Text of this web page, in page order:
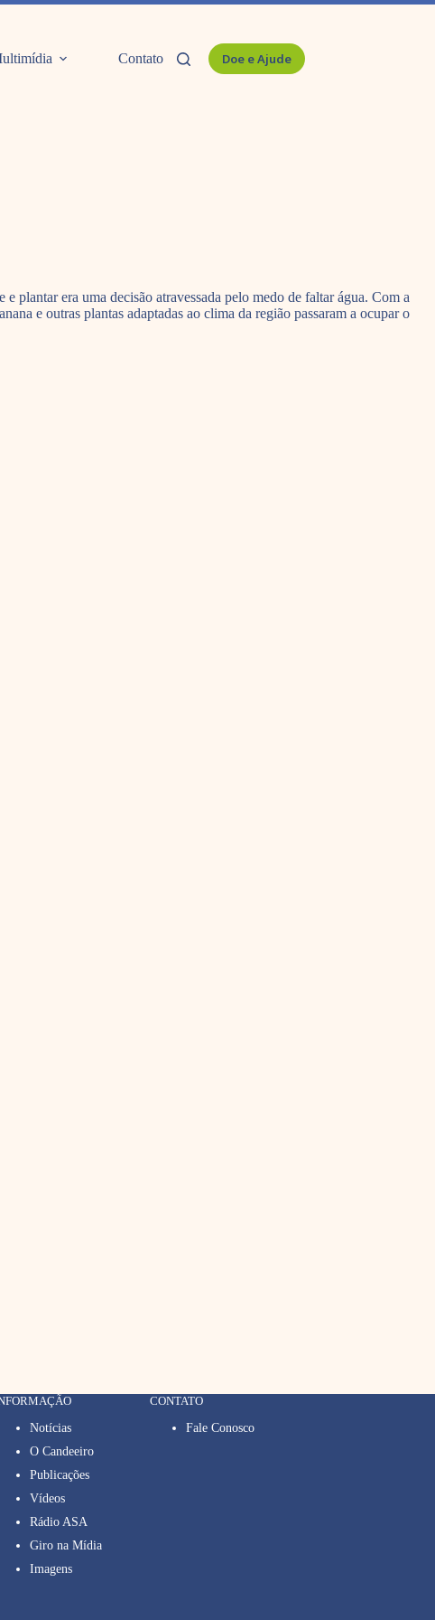
Contato Doe e Ajude
plantar era uma decisão atravessada pelo medo de faltar água. Com a
e outras plantas adaptadas ao clima da região passaram a ocupar o
Notícias
O Candeeiro
Publicações
Vídeos
Rádio ASA
Giro na Mídia
Imagens
CONTATO
Fale Conosco